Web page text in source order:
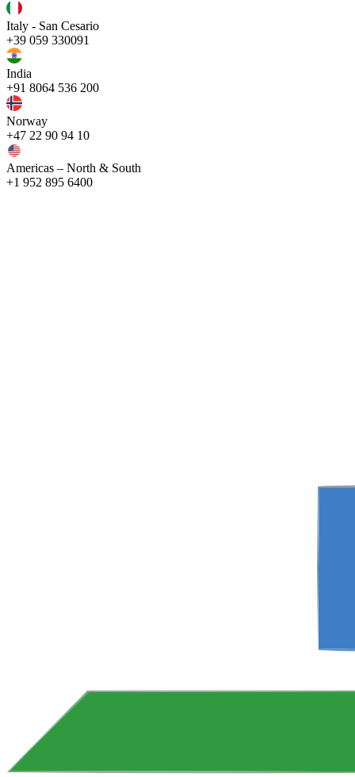
Italy - San Cesario
+39 059 330091
India
+91 8064 536 200
Norway
+47 22 90 94 10
Americas – North & South
+1 952 895 6400